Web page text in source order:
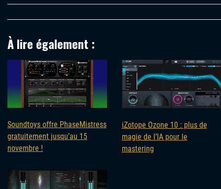
À lire également :
Soundtoys offre PhaseMistress
gratuitement jusqu’au 15
novembre !
iZotope Ozone 10 : plus de
magie de l’IA pour le
mastering